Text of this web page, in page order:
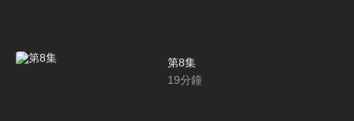
第8集
19分鐘